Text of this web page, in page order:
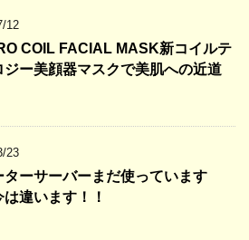
12
COIL FACIAL MASK新コイルテ
ジー美顔器マスクで美肌への近道
23
ターサーバーまだ使っています
違います！！